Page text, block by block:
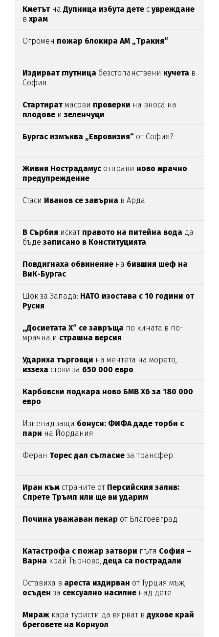
Кметът наДупница избута дете сувреждане
вхрам
Огромен пожар блокира АМ „Тракия“
Издирват глутница безстопанствени кучета в
София
Стартиратмасови проверки на вноса на
плодове и зеленчуци
Бургас измъква „Евровизия“ от София?
Живия Нострадамус отправи ново мрачно
предупреждение
Стаси Иванов се завърна в Арда
В Сърбия искат правото на питейна вода да
бъде записано в Конституцията
Повдигнаха обвинение на бившия шеф на
ВиК-Бургас
Шок за Запада: НАТО изостава с 10 години от
Русия
„Досиетата Х“ се завръща по кината в по-
мрачна и страшна версия
Удариха търговци на ментета на морето,
иззеха стоки за 650 000 евро
Карбовски подкара ново БМВ Х6 за 180 000
евро
Изненадващи бонуси: ФИФА даде торби с
пари на Йордания
Феран Торес дал съгласиеза трансфер
Иран към страните от Персийския залив:
Спрете Тръмп или ще ви ударим
Почина уважаван лекар от Благоевград
Катастрофа с пожар затвори пътя София –
Варна край Търново,деца са пострадали
Оставиха в ареста издирван от Турция мъж,
осъден за сексуално насилие над дете
Мираж кара туристи да вярват вдухове край
бреговете на Корнуол